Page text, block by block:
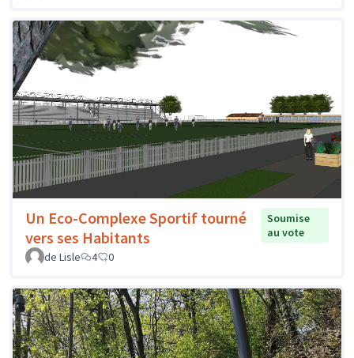
Un Eco-Complexe Sportif tourné
vers ses Habitants
Soumise
au vote
de Lisle
4 0